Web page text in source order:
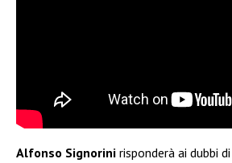
Alfonso Signorini risponderà ai dubbi di